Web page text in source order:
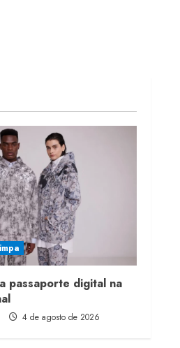
passaporte digital na
4 de agosto de 2026